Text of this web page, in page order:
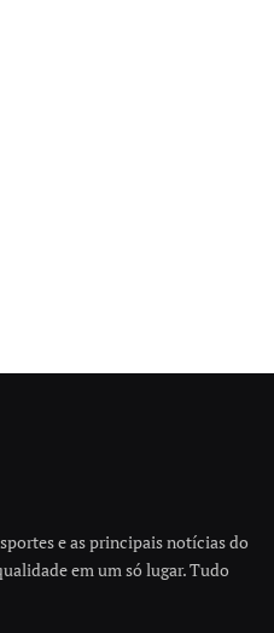
e as principais notícias do
em um só lugar. Tudo